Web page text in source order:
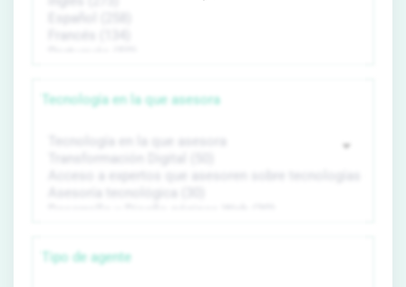
Tecnología en la que asesora
Tipo de agente